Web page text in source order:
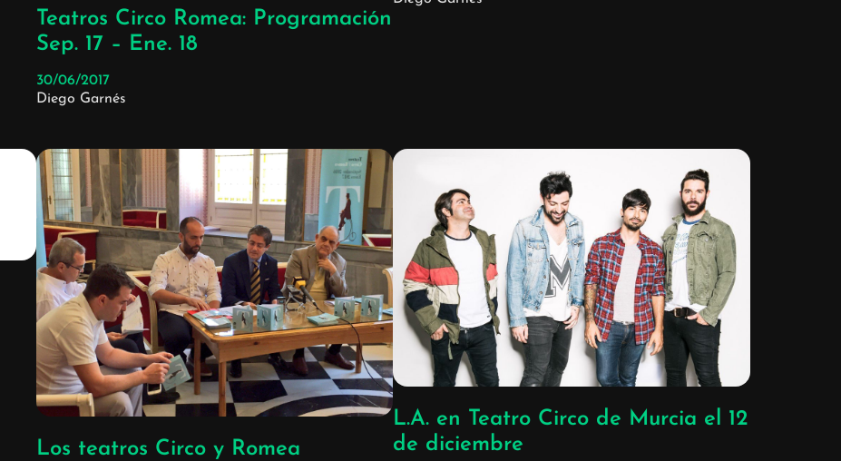
Teatros Circo Romea: Programación
Sep. 17 – Ene. 18
30/06/2017
Diego Garnés
Los teatros Circo y Romea
L.A. en Teatro Circo de Murcia el 12
de diciembre